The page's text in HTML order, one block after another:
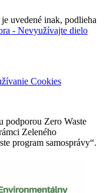
uvedené inak, podlieha
- Nevyužívajte dielo
Cookies
podporou Zero Waste
Zeleného
program samosprávy“.